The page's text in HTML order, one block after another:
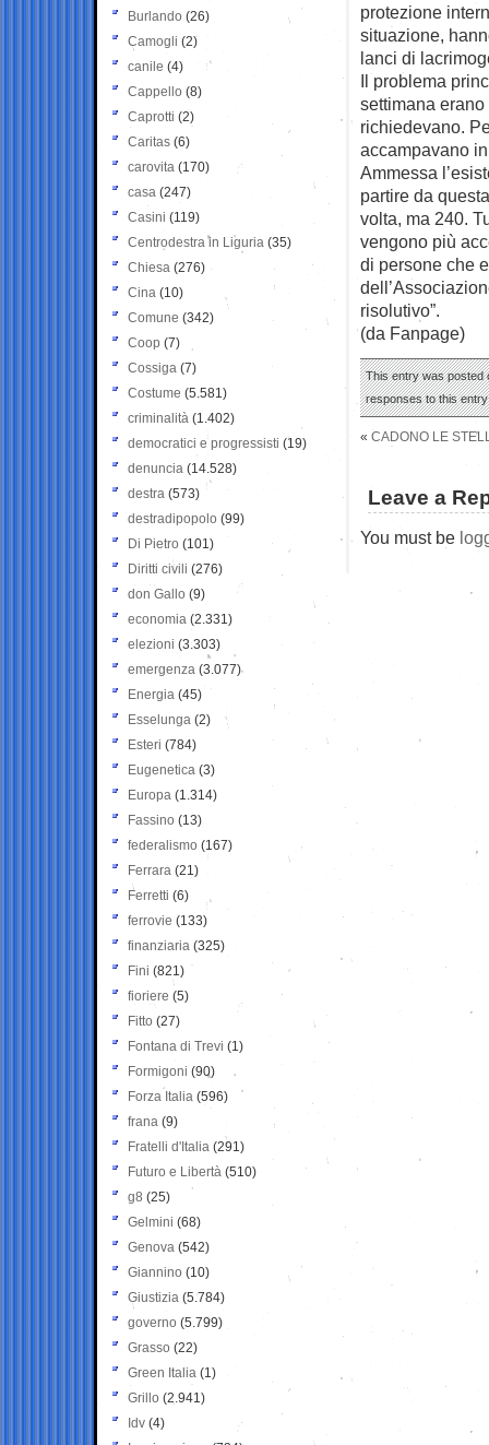
protezione
situazione,
lanci di
Il problema
settimana
richiedevano.
accampavano
Ammessa
partire da
volta, ma 240.
vengono più
di persone che
risolutivo”.
(da Fanpage)
This entry was posted
responses to this
« CADONO LE
Leave a
You must be
Burlando (26)
Camogli (2)
canile (4)
Cappello (8)
Caprotti (2)
Caritas (6)
carovita (170)
casa (247)
Casini (119)
Centrodestra in Liguria (35)
Chiesa (276)
Cina (10)
Comune (342)
Coop (7)
Cossiga (7)
Costume (5.581)
criminalità (1.402)
democratici e progressisti (19)
denuncia (14.528)
destra (573)
destradipopolo (99)
Di Pietro (101)
Diritti civili (276)
don Gallo (9)
economia (2.331)
elezioni (3.303)
emergenza (3.077)
Energia (45)
Esselunga (2)
Esteri (784)
Eugenetica (3)
Europa (1.314)
Fassino (13)
federalismo (167)
Ferrara (21)
Ferretti (6)
ferrovie (133)
finanziaria (325)
Fini (821)
fioriere (5)
Fitto (27)
Fontana di Trevi (1)
Formigoni (90)
Forza Italia (596)
frana (9)
Fratelli d'Italia (291)
Futuro e Libertà (510)
g8 (25)
Gelmini (68)
Genova (542)
Giannino (10)
Giustizia (5.784)
governo (5.799)
Grasso (22)
Green Italia (1)
Grillo (2.941)
Idv (4)